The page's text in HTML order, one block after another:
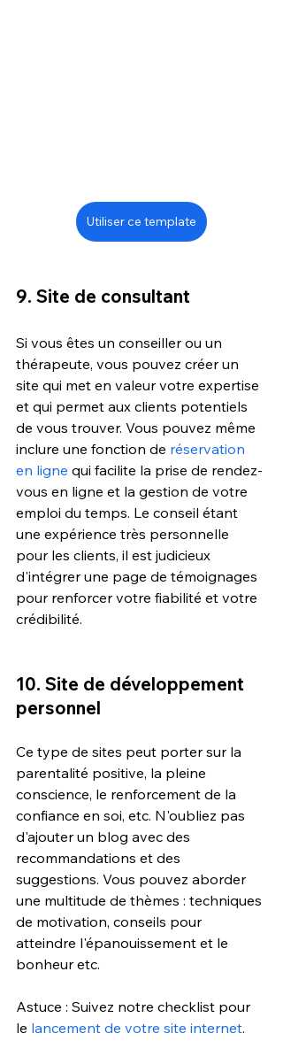
Utiliser ce template
9. Site de consultant
Si vous êtes un conseiller ou un
thérapeute, vous pouvez créer un
site qui met en valeur votre expertise
et qui permet aux clients potentiels
de vous trouver. Vous pouvez même
inclure une fonction de réservation
en ligne qui facilite la prise de rendez-
vous en ligne et la gestion de votre
emploi du temps. Le conseil étant
une expérience très personnelle
pour les clients, il est judicieux
d'intégrer une page de témoignages
pour renforcer votre fiabilité et votre
crédibilité.
10. Site de développement
personnel
Ce type de sites peut porter sur la
parentalité positive, la pleine
conscience, le renforcement de la
confiance en soi, etc. N'oubliez pas
d'ajouter un blog avec des
recommandations et des
suggestions. Vous pouvez aborder
une multitude de thèmes : techniques
de motivation, conseils pour
atteindre l'épanouissement et le
bonheur etc.
Astuce : Suivez notre checklist pour
le lancement de votre site internet.